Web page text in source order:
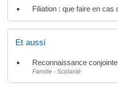
Filiation : que faire en
Et aussi
Reconnaissance
Famille - Scolarité